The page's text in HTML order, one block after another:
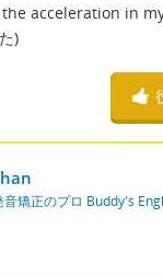
acceleration in
)
矯正のプロ Buddy's